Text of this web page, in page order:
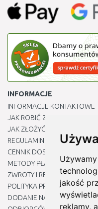
jakość
reklamy,
INFORMACJE
INFORMACJE KONTAKTOWE
JAK ROBIĆ ZAKUPY ?
JAK ZŁOŻYĆ REKLAMACJĘ
REGULAMIN
CENNIK DOSTAWY
METODY PŁATNOŚCI
ZWROTY I REKLAMACJE
POLITYKA PRYWATNOŚCI
DODANIE NASZYCH